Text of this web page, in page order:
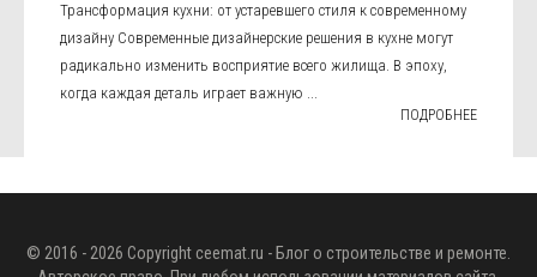
Трансформация кухни: от устаревшего стиля к современному
дизайну Современные дизайнерские решения в кухне могут
радикально изменить восприятие всего жилища. В эпоху,
когда каждая деталь играет важную ...
ПОДРОБНЕЕ
© 2016 - 2026 Copyright ceemat.ru - Блог о строительстве и ремонте.